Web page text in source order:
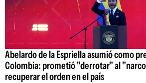
Abelardo de la Espriella asumió como
Colombia: prometió "derrotar" al
recuperar el orden en el país